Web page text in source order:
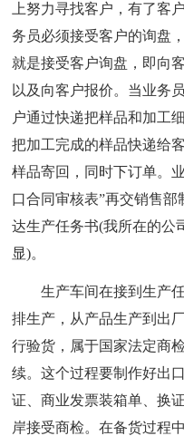
上努力寻找客户，有了客
务员必须接受客户的询盘
就是接受客户询盘，即向
以及向客户报价。当业务
户通过快递把样品和加工
把加工完成的样品快递给
样品寄回，同时下订单。
口合同审核表”再交销售
达生产任务书(我所在的公
显)。
生产车间在接到生产
排生产，从产品生产到出
行验货，属于国家法定商
续。这个过程要制作好出
证、商业发票装箱单、换
岸接受商检。在备货过程